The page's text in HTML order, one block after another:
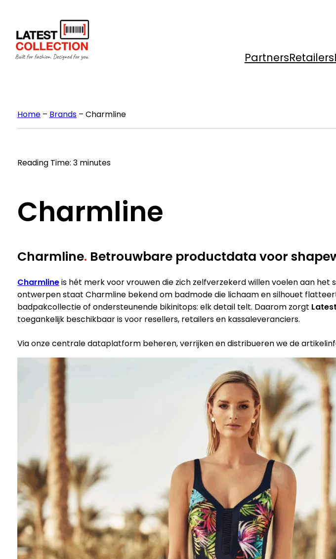
content
PartnersRetailers
Home– Brands– Charmline
Reading Time: 3 minutes
Charmline
Charmline. Betrouwbare productdata voor
Charmlineis hét merk voor vrouwen die zich zelfverzekerd willen voelen aan
ontwerpen staat Charmline bekend om badmode die lichaam en silhouet
badpakcollectie of ondersteunende bikinitops: elk detail telt. Daarom zorgt
toegankelijk beschikbaar is voor resellers, retailers en kassaleveranciers.
Via onze centrale dataplatform beheren, verrijken en distribueren we de